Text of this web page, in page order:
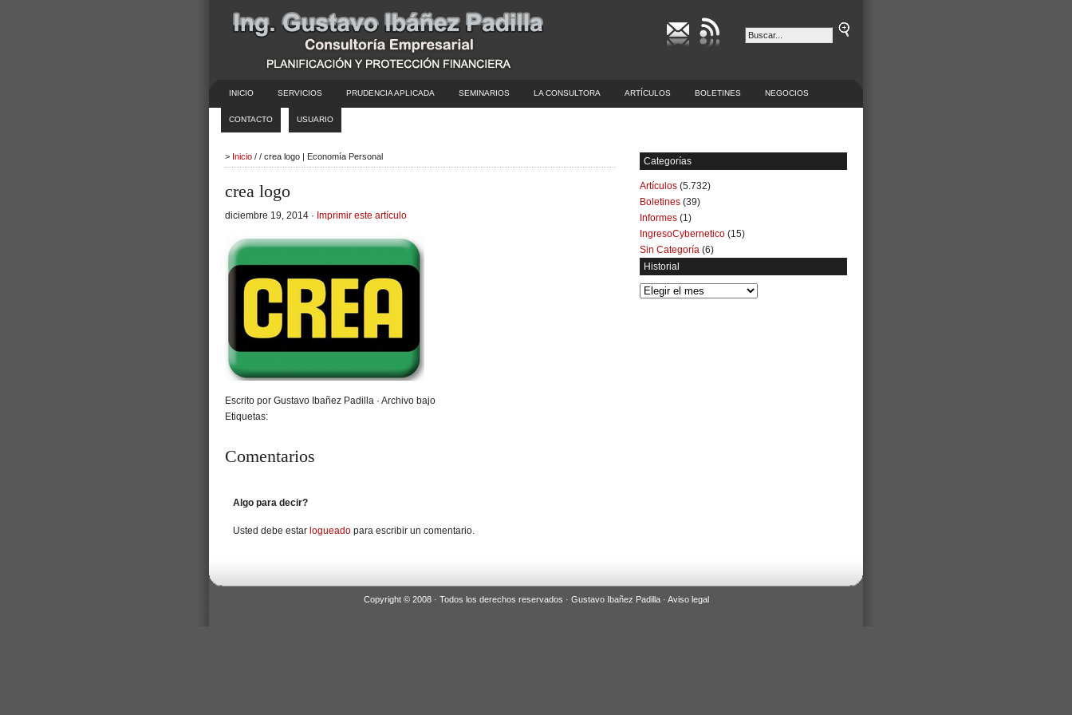
INICIO SERVICIOS PRUDENCIA APLICADA SEMINARIOS LA CONSULTORA ARTÍCULOS BOLETINES NEGOCIOS
CONTACTO USUARIO
> Inicio / / crea logo | Economía Personal
crea logo
diciembre 19, 2014 · Imprimir este artículo
Escrito por Gustavo Ibañez Padilla · Archivo bajo
Etiquetas:
Comentarios
Algo para decir?
Usted debe estar logueado para escribir un comentario.
Categorías
Artículos (5.732)
Boletines (39)
Informes (1)
IngresoCybernetico (15)
Sin Categoría (6)
Historial
Historial
Copyright © 2008 · Todos los derechos reservados · Gustavo Ibañez Padilla · Aviso legal